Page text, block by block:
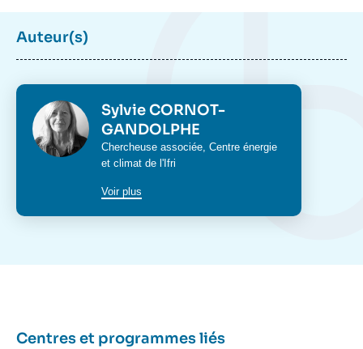
Auteur(s)
Photo
Sylvie CORNOT-
GANDOLPHE
Intitulé
du
Chercheuse associée, Centre énergie
et climat de l'Ifri
Voir plus
Centres et programmes liés